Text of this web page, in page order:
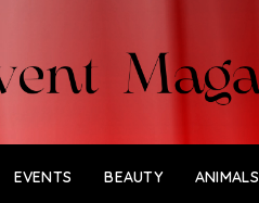
EVENTS BEAUTY ANIMALS